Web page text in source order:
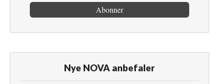
Nye NOVA anbefaler